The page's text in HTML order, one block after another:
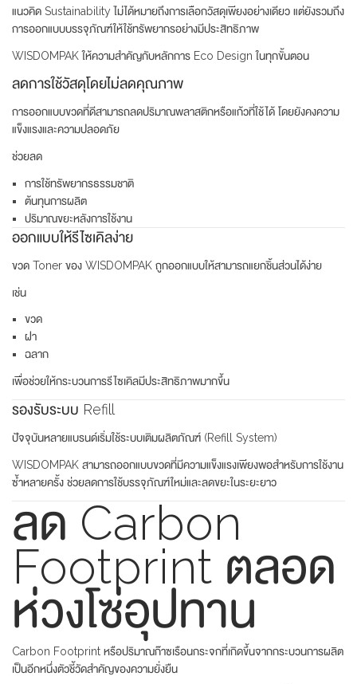
แนวคิด Sustainability ไม่ได้หมายถึงการเลือกวัสดุเพียงอย่างเดียว แต่ยังรวมถึง
การออกแบบบรรจุภัณฑ์ให้ใช้ทรัพยากรอย่างมีประสิทธิภาพ
WISDOMPAK ให้ความสำคัญกับหลักการ Eco Design ในทุกขั้นตอน
ลดการใช้วัสดุโดยไม่ลดคุณภาพ
การออกแบบขวดที่ดีสามารถลดปริมาณพลาสติกหรือแก้วที่ใช้ได้ โดยยังคงความ
แข็งแรงและความปลอดภัย
ช่วยลด
การใช้ทรัพยากรธรรมชาติ
ต้นทุนการผลิต
ปริมาณขยะหลังการใช้งาน
ออกแบบให้รีไซเคิลง่าย
ขวด Toner ของ WISDOMPAK ถูกออกแบบให้สามารถแยกชิ้นส่วนได้ง่าย
เช่น
ขวด
ฝา
ฉลาก
เพื่อช่วยให้กระบวนการรีไซเคิลมีประสิทธิภาพมากขึ้น
รองรับระบบ Refill
ปัจจุบันหลายแบรนด์เริ่มใช้ระบบเติมผลิตภัณฑ์ (Refill System)
WISDOMPAK สามารถออกแบบขวดที่มีความแข็งแรงเพียงพอสำหรับการใช้งาน
ซ้ำหลายครั้ง ช่วยลดการใช้บรรจุภัณฑ์ใหม่และลดขยะในระยะยาว
ลด Carbon
Footprint ตลอด
ห่วงโซ่อุปทาน
Carbon Footprint หรือปริมาณก๊าซเรือนกระจกที่เกิดขึ้นจากกระบวนการผลิต
เป็นอีกหนึ่งตัวชี้วัดสำคัญของความยั่งยืน